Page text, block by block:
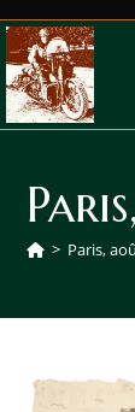
> Paris,